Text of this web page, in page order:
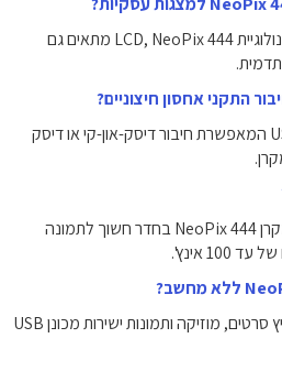
כן, בזכות רזולוציית Full HD וטכנולוגיית LCD, NeoPix 444 מתאים גם
התקני אחסון חיצוניים?
כן, NeoPix 444 כולל כניסת USB המאפשרת חיבור דיסק-און-קי או דיסק
Philips ממליצה על שימוש במקרן NeoPix 444 בחדר חשוך לתמונה
אינץ'.
כן, בזכות הנגן המובנה ניתן להריץ סרטים, מוזיקה ותמונות ישירות מכונן USB